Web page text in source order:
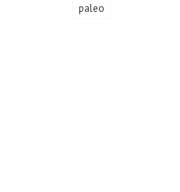
paleo